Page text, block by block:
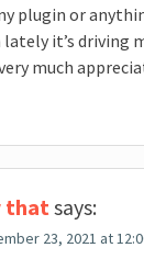
plugin or
it’s driving
much
thatsays:
23, 2021 at